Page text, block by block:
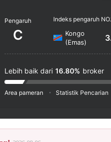
Pengaruh
C
Indeks pengaruh
Kongo
(Emas)
Lebih baik dari 16.80% broker
Area pameran Statistik Pencarian